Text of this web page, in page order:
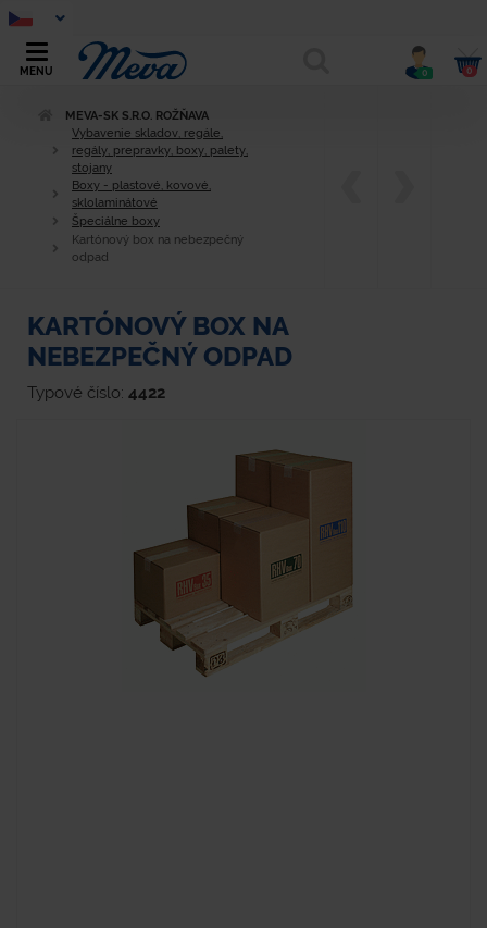
MENU 0 0
MEVA-SK S.R.O. ROŽŇAVA
Vybavenie skladov, regále,
regály, prepravky, boxy, palety,
stojany
Boxy - plastové, kovové,
sklolaminátové
Špeciálne boxy
Kartónový box na nebezpečný
odpad
KARTÓNOVÝ BOX NA
NEBEZPEČNÝ ODPAD
Typové číslo: 4422